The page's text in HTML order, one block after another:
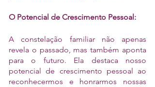
O Potencial de Crescimento Pessoal:
A constelação familiar não apenas
revela o passado, mas também aponta
para o futuro. Ela destaca nosso
potencial de crescimento pessoal ao
reconhecermos e honrarmos nossas